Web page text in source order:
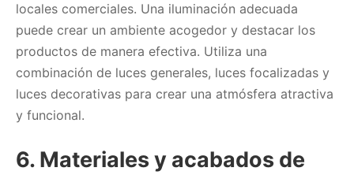
locales comerciales. Una iluminación adecuada
puede crear un ambiente acogedor y destacar los
productos de manera efectiva. Utiliza una
combinación de luces generales, luces focalizadas y
luces decorativas para crear una atmósfera atractiva
y funcional.
6. Materiales y acabados de